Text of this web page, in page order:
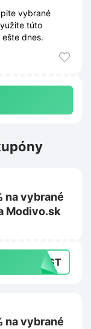
vybrané
túto
dnes.
na vybrané
Modivo.sk
LAST
na vybrané